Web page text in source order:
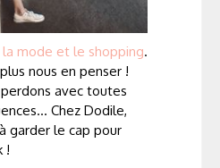
la mode et le shopping.
nous en penser !
avec toutes
Chez Dodile,
garder le cap pour
!